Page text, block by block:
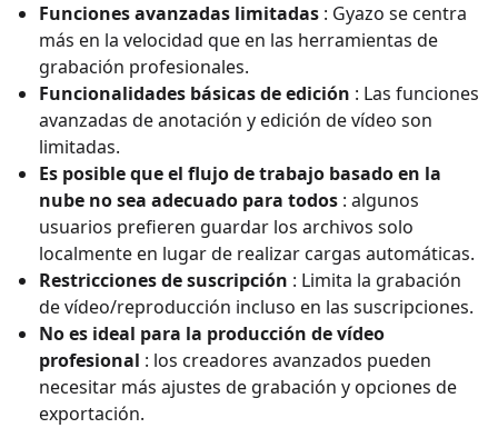
Funciones avanzadas limitadas : Gyazo se centra
más en la velocidad que en las herramientas de
grabación profesionales.
Funcionalidades básicas de edición : Las funciones
avanzadas de anotación y edición de vídeo son
limitadas.
Es posible que el flujo de trabajo basado en la
nube no sea adecuado para todos : algunos
usuarios prefieren guardar los archivos solo
localmente en lugar de realizar cargas automáticas.
Restricciones de suscripción : Limita la grabación
de vídeo/reproducción incluso en las suscripciones.
No es ideal para la producción de vídeo
profesional : los creadores avanzados pueden
necesitar más ajustes de grabación y opciones de
exportación.